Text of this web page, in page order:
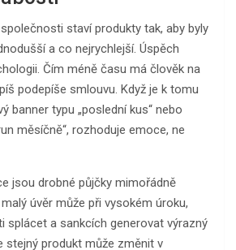
staví produkty tak, aby byly
a co nejrychlejší. Úspěch
Čím méně času má člověk na
podepíše smlouvu. Když je k tomu
banner typu „poslední kus“ nebo
měsíčně“, rozhoduje emoce, ne
jsou drobné půjčky mimořádně
úvěr může při vysokém úroku,
splácet a sankcích generovat výrazný
stejný produkt může změnit v